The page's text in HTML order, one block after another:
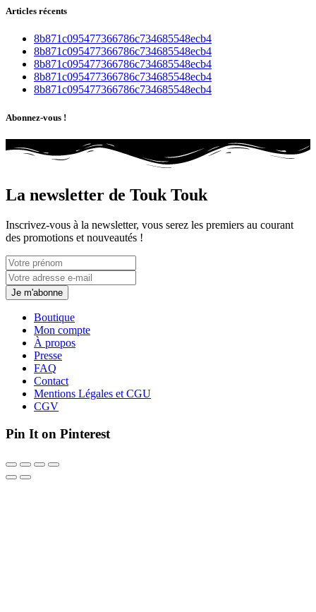
Articles récents
8b871c095477366786c734685548ecb4
8b871c095477366786c734685548ecb4
8b871c095477366786c734685548ecb4
8b871c095477366786c734685548ecb4
8b871c095477366786c734685548ecb4
Abonnez-vous !
La newsletter de Touk Touk
Inscrivez-vous à la newsletter, vous serez les premiers au courant
des promotions et nouveautés !
Je m'abonne
Boutique
Mon compte
À propos
Presse
FAQ
Contact
Mentions Légales et CGU
CGV
Pin It on Pinterest